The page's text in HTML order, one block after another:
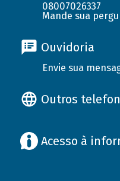
08007026337
Mande sua
Ouvidoria
Envie sua
Outros
Acesso à